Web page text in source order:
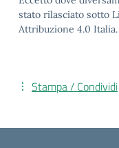
stato rilasciato sotto
Attribuzione 4.0 Italia.
Stampa / Condividi